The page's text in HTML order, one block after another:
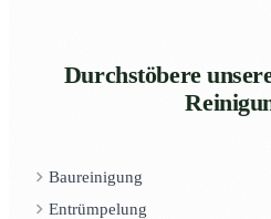
Durchstöbere
Baureinigung
Entrümpelung